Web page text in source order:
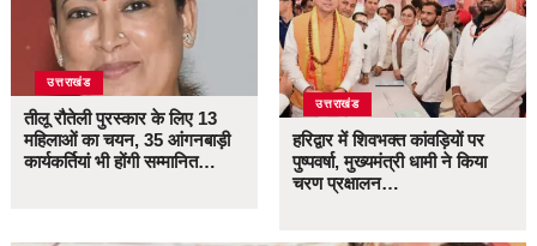
उत्तराखंड
तीलू रौतेली पुरस्कार के लिए 13
महिलाओं का चयन, 35 आंगनबाड़ी
कार्यकर्तियां भी होंगी सम्मानित…
उत्तराखंड
हरिद्वार में शिवभक्त कांवड़ियों पर
पुष्पवर्षा, मुख्यमंत्री धामी ने किया
चरण प्रक्षालन…